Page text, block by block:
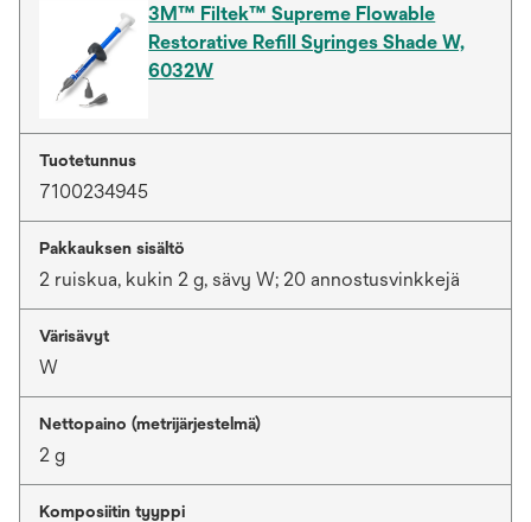
3M™ Filtek™ Supreme Flowable
Restorative Refill Syringes Shade W,
6032W
Tuotetunnus
7100234945
Pakkauksen sisältö
2 ruiskua, kukin 2 g, sävy W; 20 annostusvinkkejä
Värisävyt
W
Nettopaino (metrijärjestelmä)
2 g
Komposiitin tyyppi